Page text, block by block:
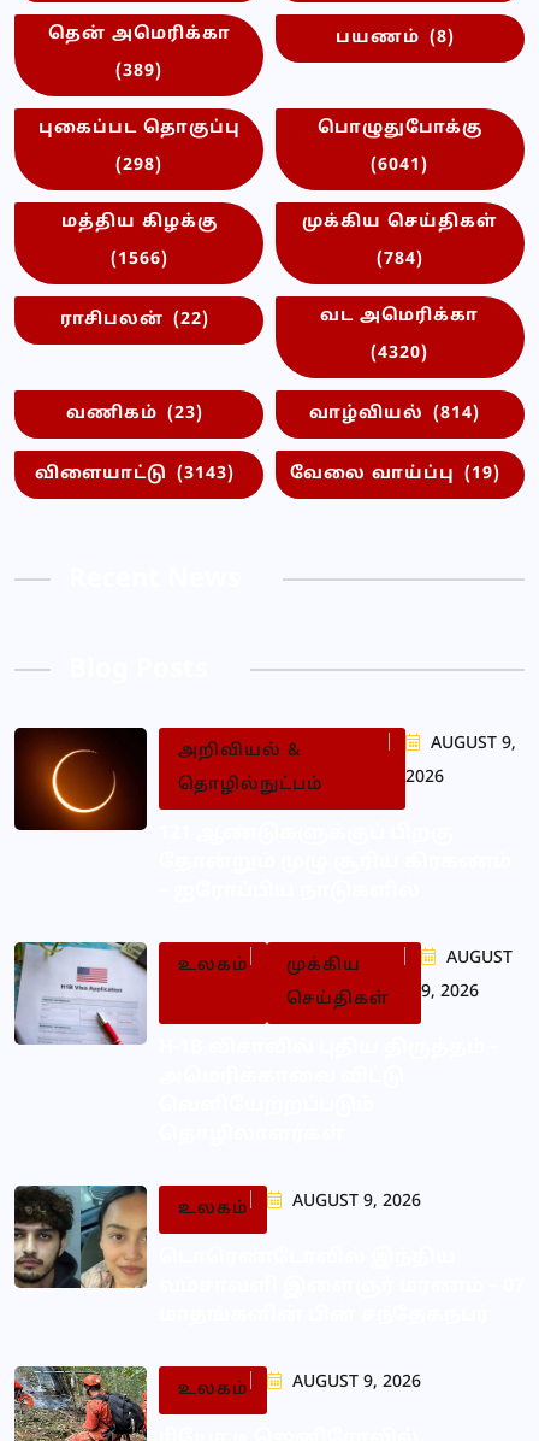
தென் அமெரிக்கா
(389)
பயணம் (8)
புகைப்பட தொகுப்பு
(298)
பொழுதுபோக்கு
(6041)
மத்திய கிழக்கு
(1566)
முக்கிய செய்திகள்
(784)
ராசிபலன் (22)
வட அமெரிக்கா
(4320)
வணிகம் (23) வாழ்வியல் (814)
விளையாட்டு (3143) வேலை வாய்ப்பு (19)
அறிவியல் &
தொழில்நுட்பம்
AUGUST 9,
2026
உலகம்
முக்கிய
செய்திகள்
AUGUST
9, 2026
உலகம் AUGUST 9, 2026
உலகம் AUGUST 9, 2026